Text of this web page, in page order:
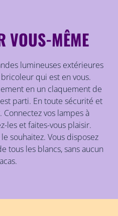
VOUS-MÊME
lumineuses extérieures
qui est en vous.
en un claquement de
parti. En toute sécurité et
Connectez vos lampes à
les et faites-vous plaisir.
souhaitez. Vous disposez
tous les blancs, sans aucun